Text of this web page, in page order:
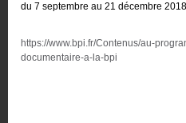
du 7 septembre au 21 décembre 2018
https://www.bpi.fr/Contenus/au-
documentaire-a-la-bpi